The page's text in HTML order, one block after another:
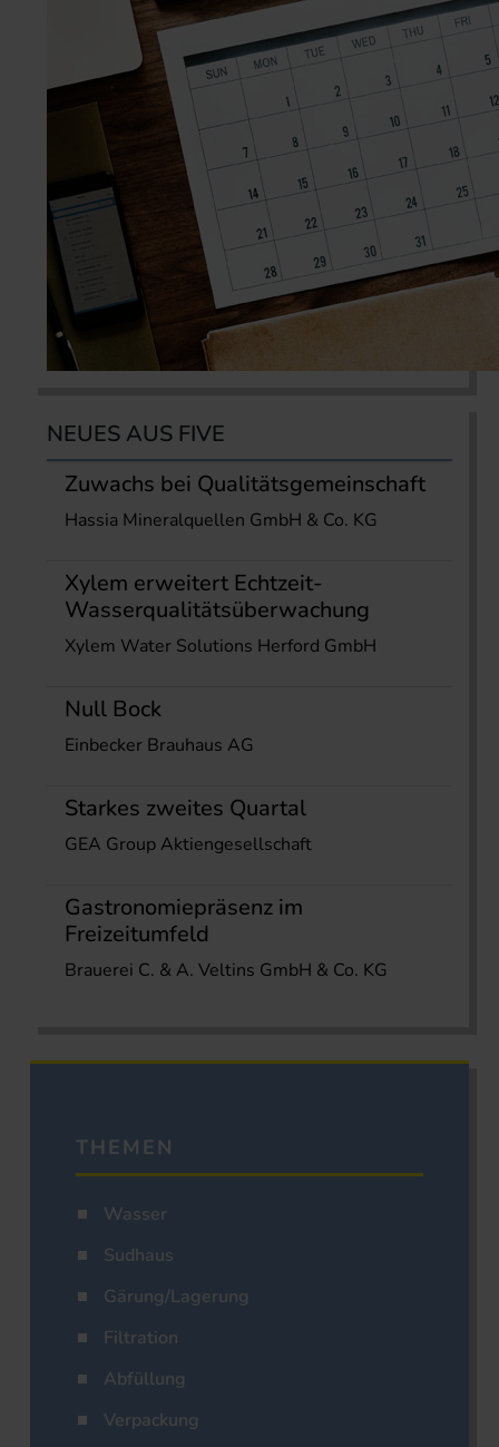
NEUES AUS FIVE
Zuwachs bei Qualitätsgemeinschaft
Hassia Mineralquellen GmbH & Co. KG
Xylem erweitert Echtzeit-
Wasserqualitätsüberwachung
Xylem Water Solutions Herford GmbH
Null Bock
Einbecker Brauhaus AG
Starkes zweites Quartal
GEA Group Aktiengesellschaft
Gastronomiepräsenz im
Freizeitumfeld
Brauerei C. & A. Veltins GmbH & Co. KG
THEMEN
Wasser
Sudhaus
Gärung/Lagerung
Filtration
Abfüllung
Verpackung